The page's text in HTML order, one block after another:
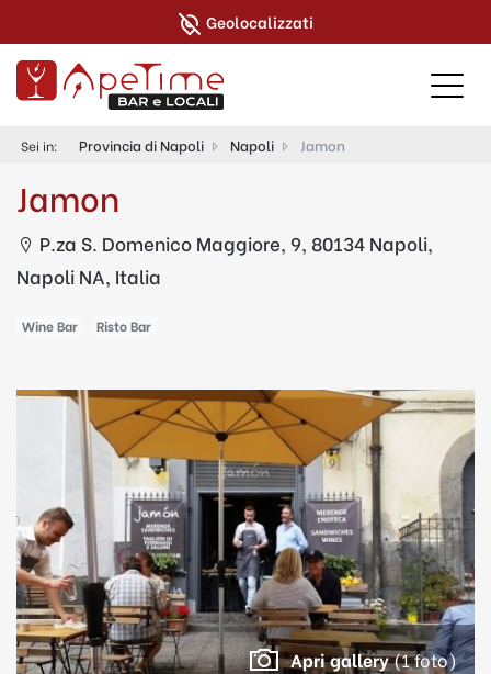
Geolocalizzati
Sei in: Provincia di Napoli Napoli Jamon
Jamon
P.za S. Domenico Maggiore, 9, 80134 Napoli,
Napoli NA, Italia
Wine Bar Risto Bar
Apri gallery(1 foto)